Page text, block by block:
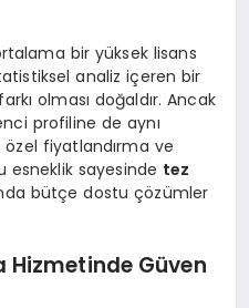
bir yüksek lisans
analiz içeren bir
olması doğaldır. Ancak
profiline de aynı
fiyatlandırma ve
esneklik sayesinde tez
bütçe dostu çözümler
Hizmetinde Güven